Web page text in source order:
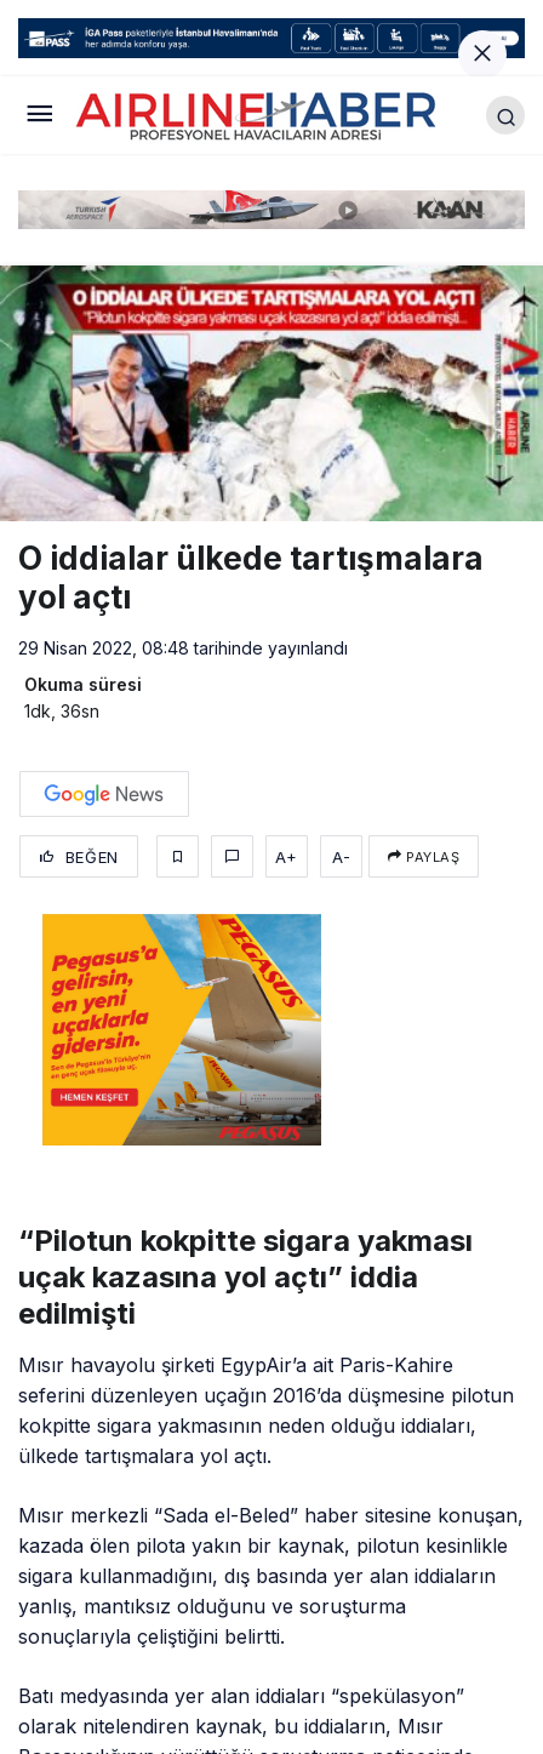
O iddialar ülkede tartışmalara
yol açtı
29 Nisan 2022, 08:48 tarihinde yayınlandı
Okuma süresi
1dk, 36sn
BEĞEN A+ A- PAYLAŞ
“Pilotun kokpitte sigara yakması
uçak kazasına yol açtı” iddia
edilmişti
Mısır havayolu şirketi EgypAir’a ait Paris-Kahire
seferini düzenleyen uçağın 2016’da düşmesine pilotun
kokpitte sigara yakmasının neden olduğu iddiaları,
ülkede tartışmalara yol açtı.
Mısır merkezli “Sada el-Beled” haber sitesine konuşan,
kazada ölen pilota yakın bir kaynak, pilotun kesinlikle
sigara kullanmadığını, dış basında yer alan iddiaların
yanlış, mantıksız olduğunu ve soruşturma
sonuçlarıyla çeliştiğini belirtti.
Batı medyasında yer alan iddiaları “spekülasyon”
olarak nitelendiren kaynak, bu iddiaların, Mısır